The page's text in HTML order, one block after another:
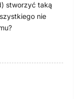
stworzyć taką
nie